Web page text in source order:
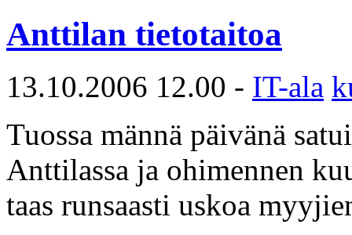
Anttilan tietotaitoa
13.10.2006 12.00 - IT-ala
Tuossa männä päivänä
Anttilassa ja ohimennen
taas runsaasti uskoa